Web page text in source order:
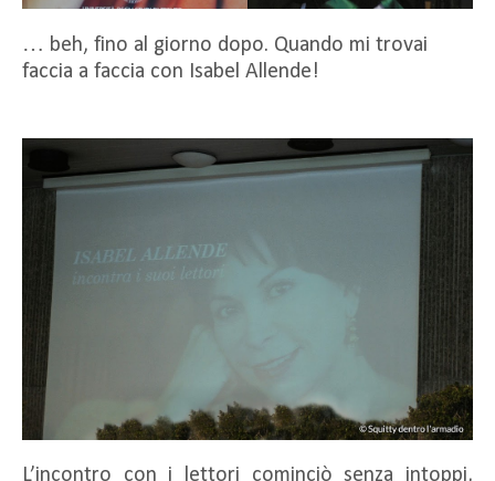
… beh, fino al giorno dopo. Quando mi trovai
faccia a faccia con Isabel Allende!
L’incontro con i lettori cominciò senza intoppi,